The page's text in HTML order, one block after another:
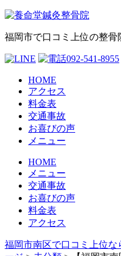
福岡市で口コミ上位の整骨
HOME
アクセス
料金表
交通事故
お喜びの声
メニュー
HOME
メニュー
交通事故
お喜びの声
料金表
アクセス
福岡市南区で口コミ上位な